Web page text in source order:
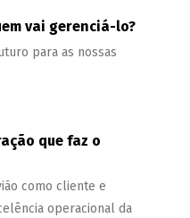
vai gerenciá-lo?
para as nossas
que faz o
como cliente e
operacional da